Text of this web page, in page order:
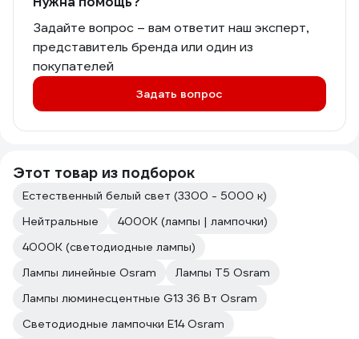
Задайте вопрос – вам ответит наш эксперт,
представитель бренда или один из
покупателей
Задать вопрос
Этот товар из подборок
Естественный белый свет (3300 - 5000 к)
Нейтральные
4000К (лампы | лампочки)
4000К (светодиодные лампы)
Лампы линейные Osram
Лампы T5 Osram
Лампы люминесцентные G13 36 Вт Osram
Светодиодные лампочки E14 Osram